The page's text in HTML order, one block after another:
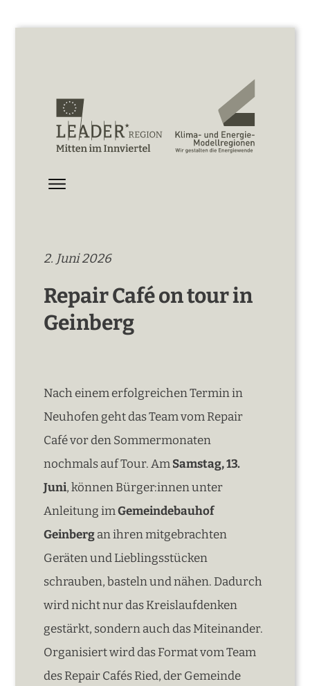
2. Juni 2026
Repair Café on tour in
Geinberg
Nach einem erfolgreichen Termin in
Neuhofen geht das Team vom Repair
Café vor den Sommermonaten
nochmals auf Tour. AmSamstag, 13.
Juni, können Bürger:innen unter
Anleitung imGemeindebauhof
Geinbergan ihren mitgebrachten
Geräten und Lieblingsstücken
schrauben, basteln und nähen. Dadurch
wird nicht nur das Kreislaufdenken
gestärkt, sondern auch das Miteinander.
Organisiert wird das Format vom Team
des Repair Cafés Ried, der Gemeinde